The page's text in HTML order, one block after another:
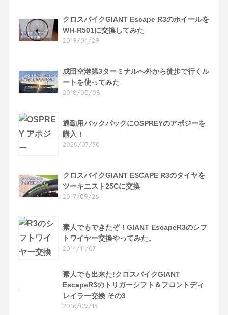
クロスバイクGIANT Escape R3のホイールを
WH-R501に交換してみた
2019/04/29
成田空港第3ターミナルへ外から徒歩で行くル
ートを使ってみた
2018/05/08
通勤用バックパックにOSPREYのアポジーを
購入！
2020/07/30
クロスバイクGIANT ESCAPE R3のタイヤを
ツーキニスト25Cに交換
2017/09/26
素人でもできたぞ！GIANT EscapeR3のシフ
トワイヤー交換やってみた。
2014/11/07
素人でも出来た!クロスバイクGIANT
EscapeR3のトリガーシフト＆フロントディ
レイラー交換 その3
2016/09/13